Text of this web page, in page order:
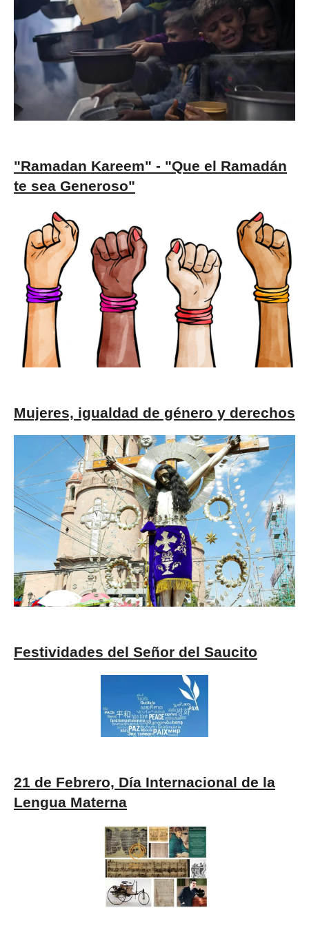
"Ramadan Kareem" - "Que el Ramadán
te sea Generoso"
Mujeres, igualdad de género y derechos
Festividades del Señor del Saucito
21 de Febrero, Día Internacional de la
Lengua Materna